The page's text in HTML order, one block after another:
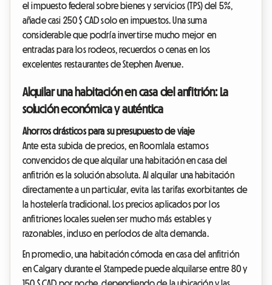
el impuesto federal sobre bienes y servicios (TPS) del 5%,
añade casi 250 $ CAD solo en impuestos. Una suma
considerable que podría invertirse mucho mejor en
entradas para los rodeos, recuerdos o cenas en los
excelentes restaurantes de Stephen Avenue.
Alquilar una habitación en casa del anfitrión: La
solución económica y auténtica
Ahorros drásticos para su presupuesto de viaje
Ante esta subida de precios, en Roomlala estamos
convencidos de que alquilar una habitación en casa del
anfitrión es la solución absoluta. Al alquilar una habitación
directamente a un particular, evita las tarifas exorbitantes de
la hostelería tradicional. Los precios aplicados por los
anfitriones locales suelen ser mucho más estables y
razonables, incluso en períodos de alta demanda.
En promedio, una habitación cómoda en casa del anfitrión
en Calgary durante el Stampede puede alquilarse entre 80 y